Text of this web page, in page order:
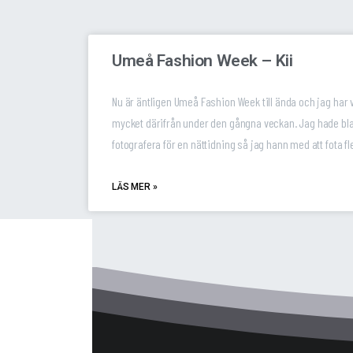
Umeå Fashion Week – Kii
Nu är äntligen Umeå Fashion Week till ända och jag
mycket därifrån under den gångna veckan. Jag hade
fotografera för en nättidning så jag hann med att fota
LÄS MER »